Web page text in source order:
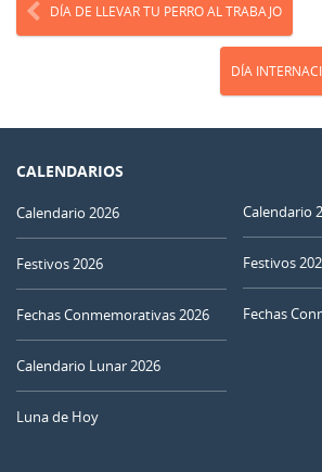
DÍA DE LLEVAR TU PERRO AL TRABAJO
DÍA
CALENDARIOS
Calendario 2026
Festivos 2026
Fechas Conmemorativas 2026
Calendario Lunar 2026
Luna de Hoy
Calendario
Festivos
Fechas